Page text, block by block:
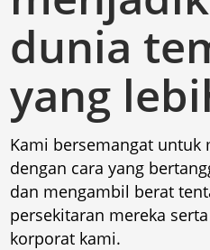
dunia
yang
Kami bersemangat untuk
dengan cara yang
dan mengambil berat
persekitaran mereka
korporat kami.